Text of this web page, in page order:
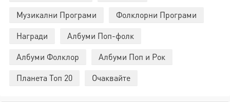
Музикални Програми
Фолклорни Програми
Награди
Албуми Поп-фолк
Албуми Фолклор
Албуми Поп и Рок
Планета Топ 20
Очаквайте